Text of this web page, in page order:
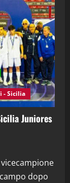
28^ Puntata
Sport News
27^ Puntata
26^ Puntata
- Sicilia
Juniores
dopo